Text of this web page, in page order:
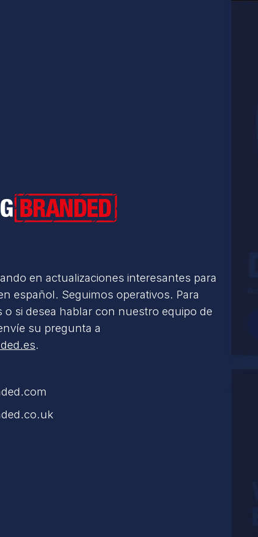
en actualizaciones interesantes para
español. Seguimos operativos. Para
o si desea hablar con nuestro equipo de
su pregunta a
.